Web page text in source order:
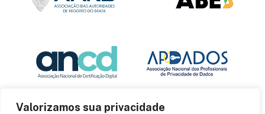
Valorizamos sua privacidade